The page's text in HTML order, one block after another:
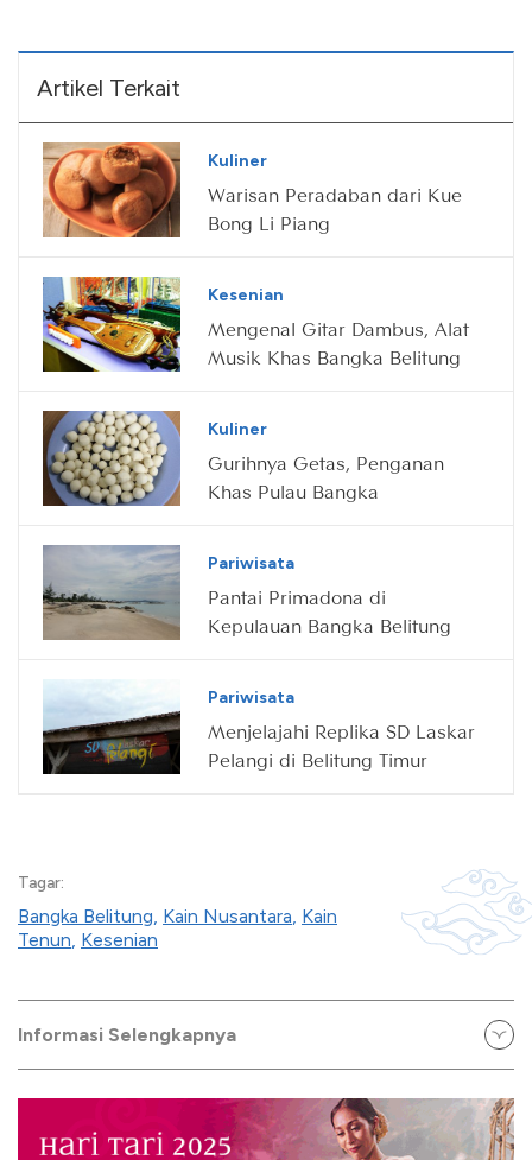
Artikel Terkait
Kuliner
Warisan Peradaban dari Kue
Bong Li Piang
Kesenian
Mengenal Gitar Dambus, Alat
Musik Khas Bangka Belitung
Kuliner
Gurihnya Getas, Penganan
Khas Pulau Bangka
Pariwisata
Pantai Primadona di
Kepulauan Bangka Belitung
Pariwisata
Menjelajahi Replika SD Laskar
Pelangi di Belitung Timur
Tagar:
Bangka Belitung, Kain Nusantara, Kain
Tenun, Kesenian
Informasi Selengkapnya